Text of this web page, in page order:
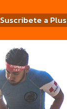
Suscribete a Plus